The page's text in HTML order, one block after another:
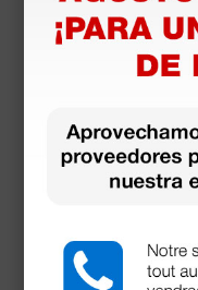
ECG200
77,00 €